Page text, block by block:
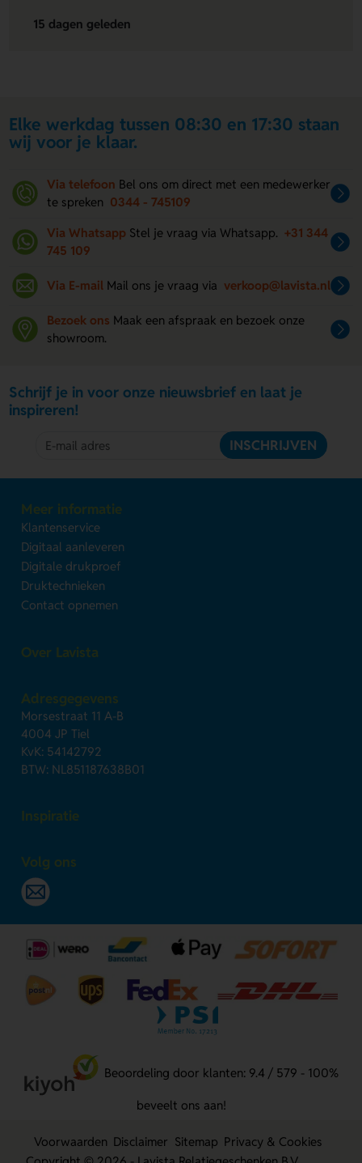
15 dagen geleden
Elke werkdag tussen 08:30 en 17:30 staan
wij voor je klaar.
Via telefoon Bel ons om direct met een medewerker
te spreken 0344 - 745109
Via Whatsapp Stel je vraag via Whatsapp. +31 344
745 109
Via E-mail Mail ons je vraag via verkoop@lavista.nl
Bezoek ons Maak een afspraak en bezoek onze
showroom.
Schrijf je in voor onze nieuwsbrief en laat je
inspireren!
INSCHRIJVEN
Meer informatie
Klantenservice
Digitaal aanleveren
Digitale drukproef
Druktechnieken
Contact opnemen
Over Lavista
Adresgegevens
Morsestraat 11 A-B
4004 JP Tiel
KvK: 54142792
BTW: NL851187638B01
Inspiratie
Volg ons
Beoordeling door klanten: 9.4 / 579 - 100%
beveelt ons aan!
Voorwaarden Disclaimer Sitemap Privacy & Cookies